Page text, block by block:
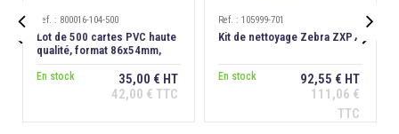

Ref. : 800016-104-500
Lot de 500 cartes PVC haute
qualité, format 86x54mm,
En stock
35,00 € HT
42,00 € TTC
Ref. : 105999-701
Kit de nettoyage Zebra ZXP7
En stock
92,55 € HT
111,06 €
TTC
